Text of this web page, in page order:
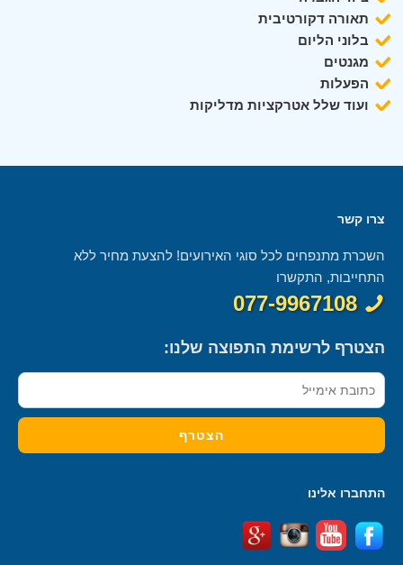
תאורה דקורטיבית
בלוני הליום
מגנטים
הפעלות
ועוד שלל אטרקציות מדליקות
צרו קשר
השכרת מתנפחים לכל סוגי האירועים! להצעת מחיר ללא
התחייבות, התקשרו
077-9967108
הצטרף לרשימת התפוצה שלנו:
התחברו אלינו